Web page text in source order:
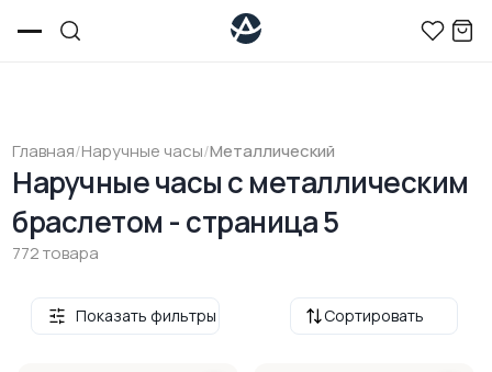
Главная/Наручные часы/Металлический
Наручные часы c металлическим
браслетом - страница 5
772 товара
Сортировать
Показать фильтры